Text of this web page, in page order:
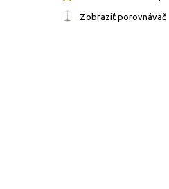
Zobraziť porovnávač